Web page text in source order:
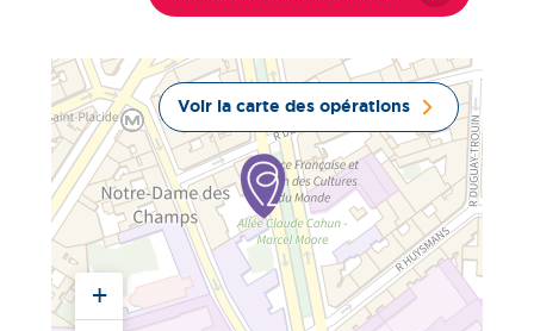
+
Voir la carte des opérations